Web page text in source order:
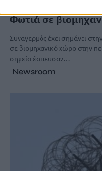
ΚΟΙΝΩΝΙΑ
Φωτιά σε
Συναγερμός έχει σημάνει
σε βιομηχανικό χώρο στην
σημείο έσπευσαν…
Newsroom